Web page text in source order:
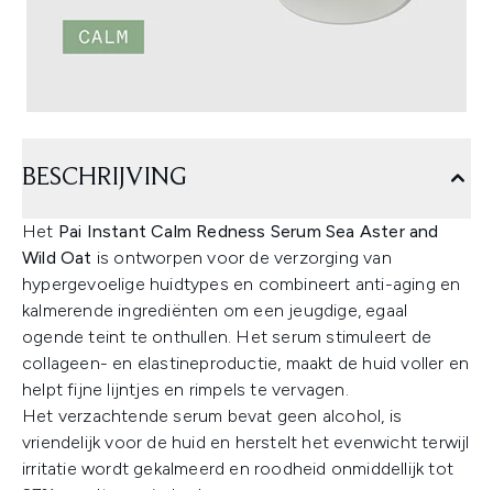
BESCHRIJVING
Het Pai Instant Calm Redness Serum Sea Aster and
Wild Oat is ontworpen voor de verzorging van
hypergevoelige huidtypes en combineert anti-aging en
kalmerende ingrediënten om een jeugdige, egaal
ogende teint te onthullen. Het serum stimuleert de
collageen- en elastineproductie, maakt de huid voller en
helpt fijne lijntjes en rimpels te vervagen.
Het verzachtende serum bevat geen alcohol, is
vriendelijk voor de huid en herstelt het evenwicht terwijl
irritatie wordt gekalmeerd en roodheid onmiddellijk tot